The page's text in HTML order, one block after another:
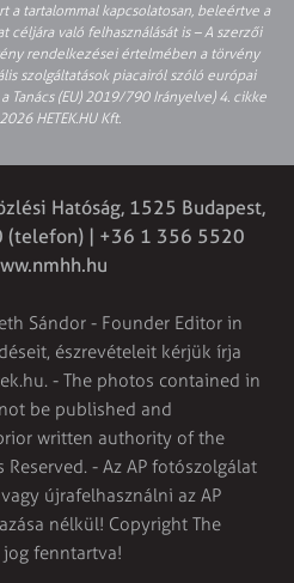
a tartalommal kapcsolatosan, beleértve a
céljára való felhasználását is – A szerzői
rendelkezései értelmében a törvény
szolgáltatások piacairól szóló európai
Tanács (EU) 2019/790 Irányelve) 4. cikke
HETEK.HU Kft.
Hatóság, 1525 Budapest,
(telefon) | +36 1 356 5520
Sándor - Founder Editor in
észrevételeit kérjük írja
. - The photos contained in
be published and
written authority of the
Reserved. - Az AP fotószolgálat
újrafelhasználni az AP
nélkül! Copyright The
jog fenntartva!